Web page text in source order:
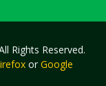
Rights Reserved.
or Google